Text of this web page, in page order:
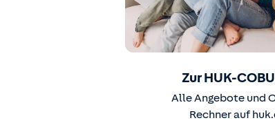
Zur HUK-
Alle Angebote und
Rechner auf